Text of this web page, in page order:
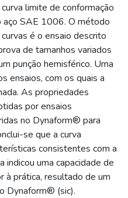
limite de conformação
aço SAE 1006. O método
é o ensaio descrito
de tamanhos variados
punção hemisférico. Uma
ensaios, com os quais a
As propriedades
por ensaios
no Dynaform® para
se que a curva
consistentes com a
indicou uma capacidade de
à prática, resultado de um
Dynaform® (sic).